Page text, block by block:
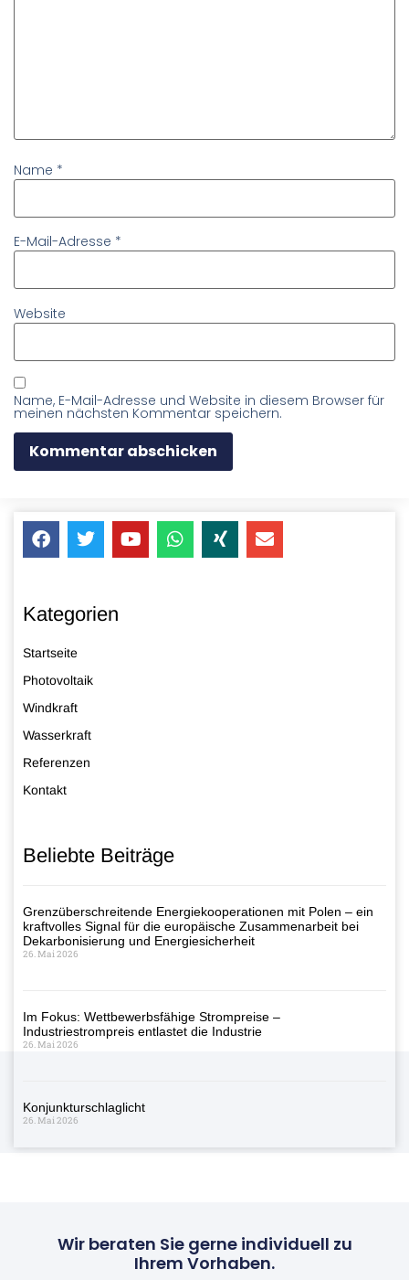
Name *
E-Mail-Adresse *
Website
Name, E-Mail-Adresse und Website in diesem Browser für
meinen nächsten Kommentar speichern.
Kategorien
Startseite
Photovoltaik
Windkraft
Wasserkraft
Referenzen
Kontakt
Beliebte Beiträge
Grenzüberschreitende Energiekooperationen mit Polen – ein
kraftvolles Signal für die europäische Zusammenarbeit bei
Dekarbonisierung und Energiesicherheit
26. Mai 2026
Im Fokus: Wettbewerbsfähige Strompreise –
Industriestrompreis entlastet die Industrie
26. Mai 2026
Konjunkturschlaglicht
26. Mai 2026
Wir beraten Sie gerne individuell zu
Ihrem Vorhaben.